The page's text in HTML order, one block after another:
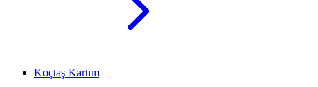
Koçtaş Kartım